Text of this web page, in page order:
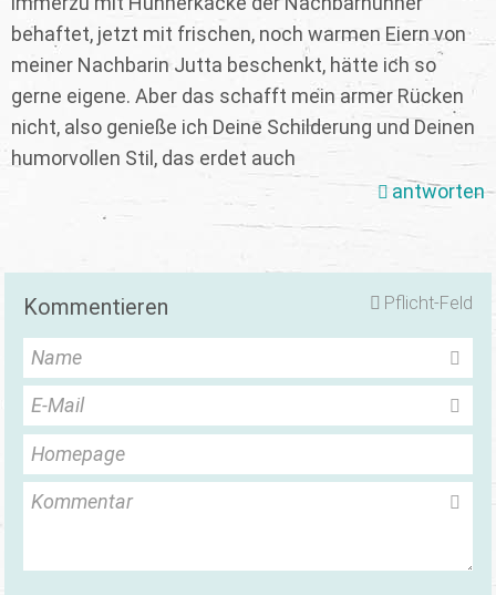
behaftet, jetzt mit frischen, noch warmen Eiern von
meiner Nachbarin Jutta beschenkt, hätte ich so
gerne eigene. Aber das schafft mein armer Rücken
nicht, also genieße ich Deine Schilderung und Deinen
humorvollen Stil, das erdet auch
antworten
Pflicht-Feld
Kommentieren
Name
E-Mail
Homepage
Kommentar